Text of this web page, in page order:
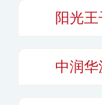
阳光王
中润华